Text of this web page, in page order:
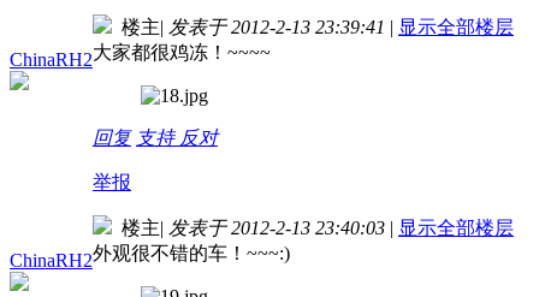
ChinaRH2
楼主| 发表于 2012-2-13 23:39:41 | 显示全部楼层
大家都很鸡冻！~~~~
回复 支持 反对
举报
ChinaRH2
楼主| 发表于 2012-2-13 23:40:03 | 显示全部楼层
外观很不错的车！~~~:)